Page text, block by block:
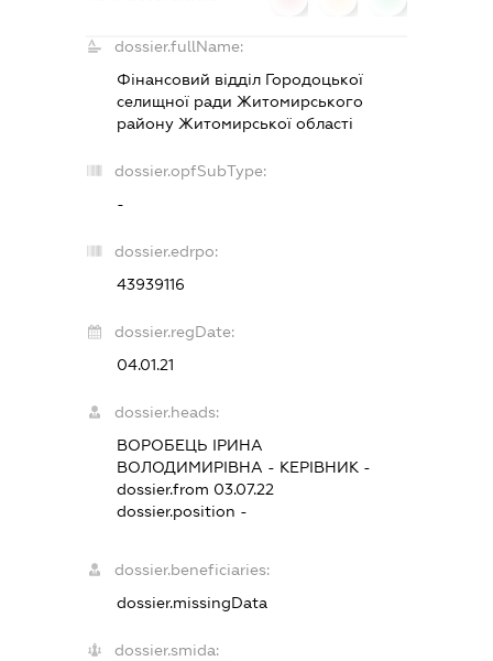
dossier.fullName:
Фінансовий відділ Городоцької
селищної ради Житомирського
району Житомирської області
dossier.opfSubType:
-
dossier.edrpo:
43939116
dossier.regDate:
04.01.21
dossier.heads:
ВОРОБЕЦЬ ІРИНА
ВОЛОДИМИРІВНА - КЕРІВНИК -
dossier.from 03.07.22
dossier.position -
dossier.beneficiaries:
dossier.missingData
dossier.smida: